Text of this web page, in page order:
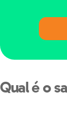
Qual é o